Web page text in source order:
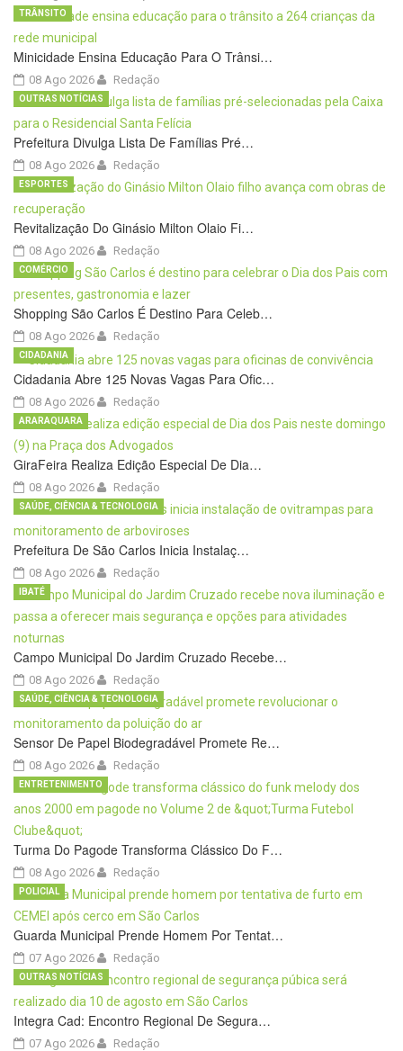
Minicidade Ensina Educação Para O Trânsi…
08 Ago 2026
TRÂNSITO
Redação
Prefeitura Divulga Lista De Famílias Pré…
08 Ago 2026
OUTRAS NOTÍCIAS
Redação
Revitalização Do Ginásio Milton Olaio Fi…
08 Ago 2026
ESPORTES
Redação
Shopping São Carlos É Destino Para Celeb…
08 Ago 2026
COMÉRCIO
Redação
Cidadania Abre 125 Novas Vagas Para Ofic…
08 Ago 2026
CIDADANIA
Redação
GiraFeira Realiza Edição Especial De Dia…
08 Ago 2026
ARARAQUARA
Redação
Prefeitura De São Carlos Inicia Instalaç…
08 Ago 2026
SAÚDE, CIÊNCIA & TECNOLOGIA
Redação
Campo Municipal Do Jardim Cruzado Recebe…
08 Ago 2026
IBATÉ
Redação
Sensor De Papel Biodegradável Promete Re…
08 Ago 2026
SAÚDE, CIÊNCIA & TECNOLOGIA
Redação
Turma Do Pagode Transforma Clássico Do F…
08 Ago 2026
ENTRETENIMENTO
Redação
Guarda Municipal Prende Homem Por Tentat…
07 Ago 2026
POLICIAL
Redação
Integra Cad: Encontro Regional De Segura…
07 Ago 2026
OUTRAS NOTÍCIAS
Redação